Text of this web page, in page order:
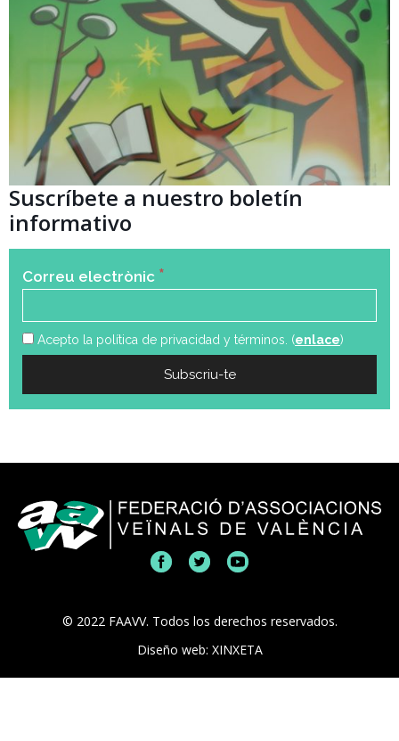
Suscríbete a nuestro boletín
informativo
Correu electrònic *
Acepto la política de privacidad y términos. (enlace)
© 2022 FAAVV. Todos los derechos reservados.
Diseño web: XINXETA